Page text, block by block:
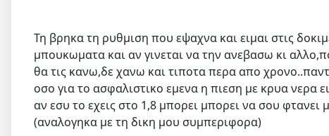
Τη βρηκα τη ρυθμιση που εψαχνα και ειμαι στις
μπουκωματα και αν γινεται να την ανεβασω κι
θα τις κανω,δε χανω και τιποτα περα απο
οσο για το ασφαλιστικο εμενα η πιεση με κρυα νερα
αν εσυ το εχεις στο 1,8 μπορει μπορει να σου φτανει
(αναλογηκα με τη δικη μου συμπεριφορα)